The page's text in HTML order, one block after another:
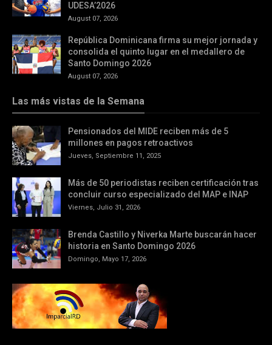
UDESA’2026
August 07, 2026
República Dominicana firma su mejor jornada y
consolida el quinto lugar en el medallero de
Santo Domingo 2026
August 07, 2026
Las más vistas de la Semana
Pensionados del MIDE reciben más de 5
millones en pagos retroactivos
Jueves, Septiembre 11, 2025
Más de 50 periodistas reciben certificación tras
concluir curso especializado del MAP e INAP
Viernes, Julio 31, 2026
Brenda Castillo y Niverka Marte buscarán hacer
historia en Santo Domingo 2026
Domingo, Mayo 17, 2026